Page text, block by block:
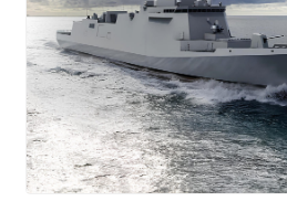
전체우주항공·방산에너지·해
㈜한화
한화에어로스페이스